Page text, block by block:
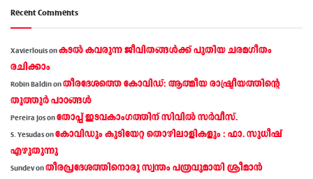
Recent Comments
Xavierlouisonകടല്‍ കവരുന്ന ജീവിതങ്ങള്‍ക്ക് പുതിയ ചരമഗീതം
രചിക്കാം
Robin Baldinonതീരദേശത്തെ കോവിഡ്: ആത്മീയ രാഷ്ട്രീയത്തിന്റെ
തൂത്തൂര്‍ പാഠങ്ങൾ
Pereira Josonതോപ്പ് ഇടവകാംഗത്തിന് സിവിൽ സർവീസ്.
S. Yesudasonകോവിഡും കുടിയേറ്റ തൊഴിലാളികളും : ഫാ. സുധീഷ്
എഴുതുന്നു
Sundevonതീരപ്രദേശത്തിനൊരു സ്വന്തം പത്രവുമായി ശ്രീമാന്‍